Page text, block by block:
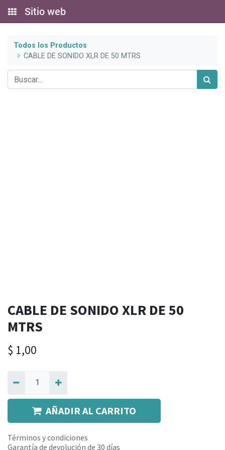
Sitio web
Todos los Productos
CABLE DE SONIDO XLR DE 50 MTRS
CABLE DE SONIDO XLR DE 50
MTRS
$ 1,00
AÑADIR AL CARRITO
Términos y condiciones
Garantía de devolución de 30 días